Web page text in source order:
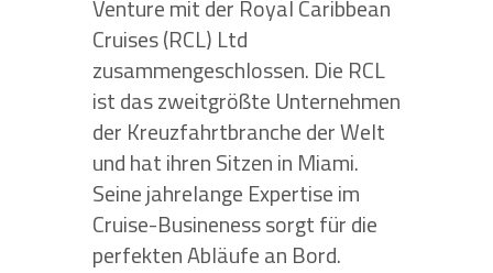
Venture mit der Royal Caribbean
Cruises (RCL) Ltd
zusammengeschlossen. Die RCL
ist das zweitgrößte Unternehmen
der Kreuzfahrtbranche der Welt
und hat ihren Sitzen in Miami.
Seine jahrelange Expertise im
Cruise-Busineness sorgt für die
perfekten Abläufe an Bord.